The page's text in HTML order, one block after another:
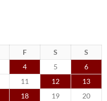
F S
S
4 5
6
11 12
13
18 19
20